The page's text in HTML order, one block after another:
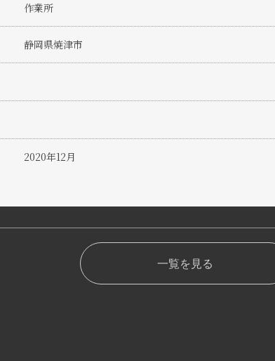
作業所
静岡県焼津市
2020年12月
一覧を見る